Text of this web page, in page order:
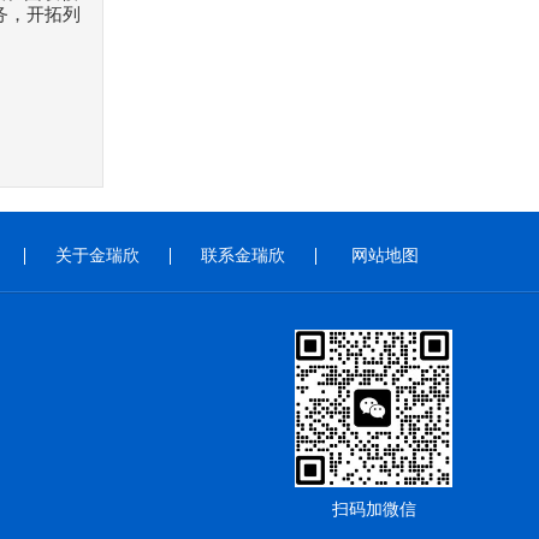
，开拓列
关于金瑞欣 联系金瑞欣 网站地图
扫码加微信